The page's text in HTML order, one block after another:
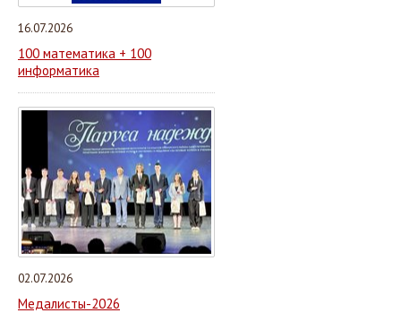
16.07.2026
100 математика + 100
информатика
02.07.2026
Медалисты-2026